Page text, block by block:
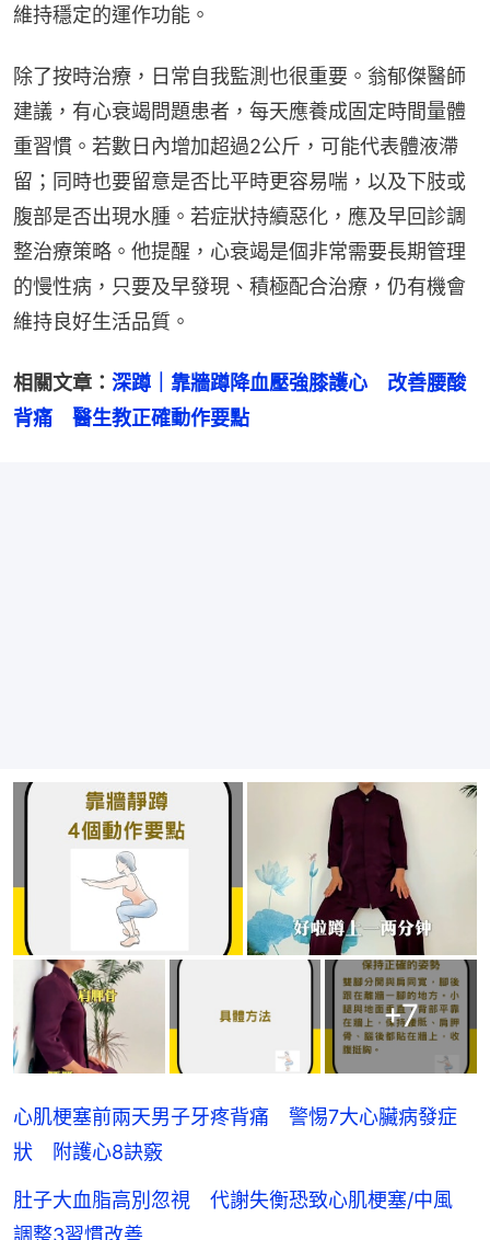
維持穩定的運作功能。
除了按時治療，日常自我監測也很重要。翁郁傑醫師
建議，有心衰竭問題患者，每天應養成固定時間量體
重習慣。若數日內增加超過2公斤，可能代表體液滯
留；同時也要留意是否比平時更容易喘，以及下肢或
腹部是否出現水腫。若症狀持續惡化，應及早回診調
整治療策略。他提醒，心衰竭是個非常需要長期管理
的慢性病，只要及早發現、積極配合治療，仍有機會
維持良好生活品質。
相關文章： 深蹲｜靠牆蹲降血壓強膝護心　改善腰酸
背痛　醫生教正確動作要點
+7
心肌梗塞前兩天男子牙疼背痛 警惕7大心臟病發症
狀 附護心8訣竅
肚子大血脂高別忽視 代謝失衡恐致心肌梗塞/中風
調整3習慣改善